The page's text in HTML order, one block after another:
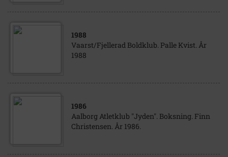
1988
Vaarst/Fjellerad Boldklub. Palle Kvist. År
1988
1986
Aalborg Atletklub "Jyden". Boksning. Finn
Christensen. År 1986.